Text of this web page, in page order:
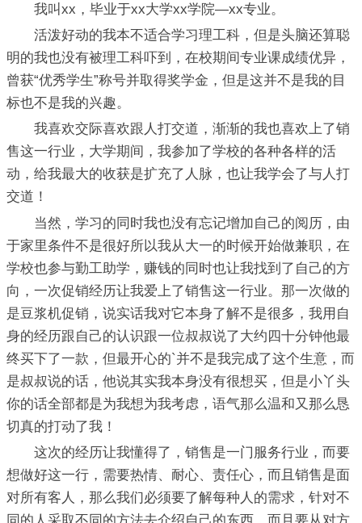
我叫xx，毕业于xx大学xx学院—xx专业。
活泼好动的我本不适合学习理工科，但是头脑还算聪
明的我也没有被理工科吓到，在校期间专业课成绩优异，
曾获“优秀学生”称号并取得奖学金，但是这并不是我的目
标也不是我的兴趣。
我喜欢交际喜欢跟人打交道，渐渐的我也喜欢上了销
售这一行业，大学期间，我参加了学校的各种各样的活
动，给我最大的收获是扩充了人脉，也让我学会了与人打
交道！
当然，学习的同时我也没有忘记增加自己的阅历，由
于家里条件不是很好所以我从大一的时候开始做兼职，在
学校也参与勤工助学，赚钱的同时也让我找到了自己的方
向，一次促销经历让我爱上了销售这一行业。那一次做的
是豆浆机促销，说实话我对它本身了解不是很多，我用自
身的经历跟自己的认识跟一位叔叔说了大约四十分钟他最
终买下了一款，但最开心的`并不是我完成了这个生意，而
是叔叔说的话，他说其实我本身没有很想买，但是小丫头
你的话全部都是为我想为我考虑，语气那么温和又那么恳
切真的打动了我！
这次的经历让我懂得了，销售是一门服务行业，而要
想做好这一行，需要热情、耐心、责任心，而且销售是面
对所有客人，那么我们必须要了解每种人的需求，针对不